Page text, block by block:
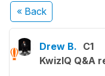
« Back
Drew B. C1
KwizIQ Q&A